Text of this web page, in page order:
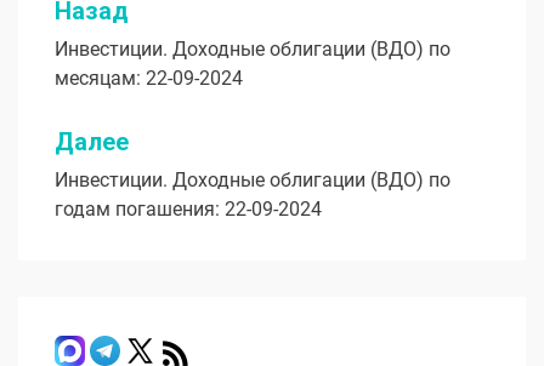
Навигация
по
записям
Назад
Инвестиции. Доходные облигации (ВДО) по
месяцам: 22-09-2024
Далее
Инвестиции. Доходные облигации (ВДО) по
годам погашения: 22-09-2024